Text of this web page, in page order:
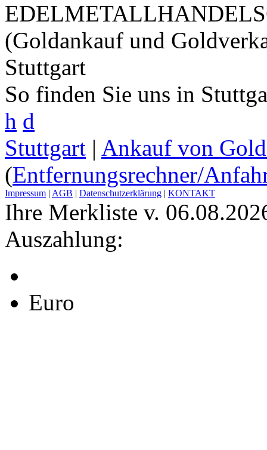
(Goldankauf und
Stuttgart
So finden Sie uns in
h d
Stuttgart | Ankauf von
(Entfernungsrechner/
Impressum | AGB | Datenschutzerklärung | KONTAKT
Ihre Merkliste v.
Auszahlung:
Euro